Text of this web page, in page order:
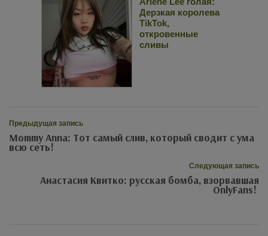
Дерзкая королева
TikTok,
откровенные
сливы
Предыдущая запись
Mommy Anna: Тот самый слив, который сводит с ума
всю сеть!
Следующая запись
Анастасия Квитко: русская бомба, взорвавшая
OnlyFans!